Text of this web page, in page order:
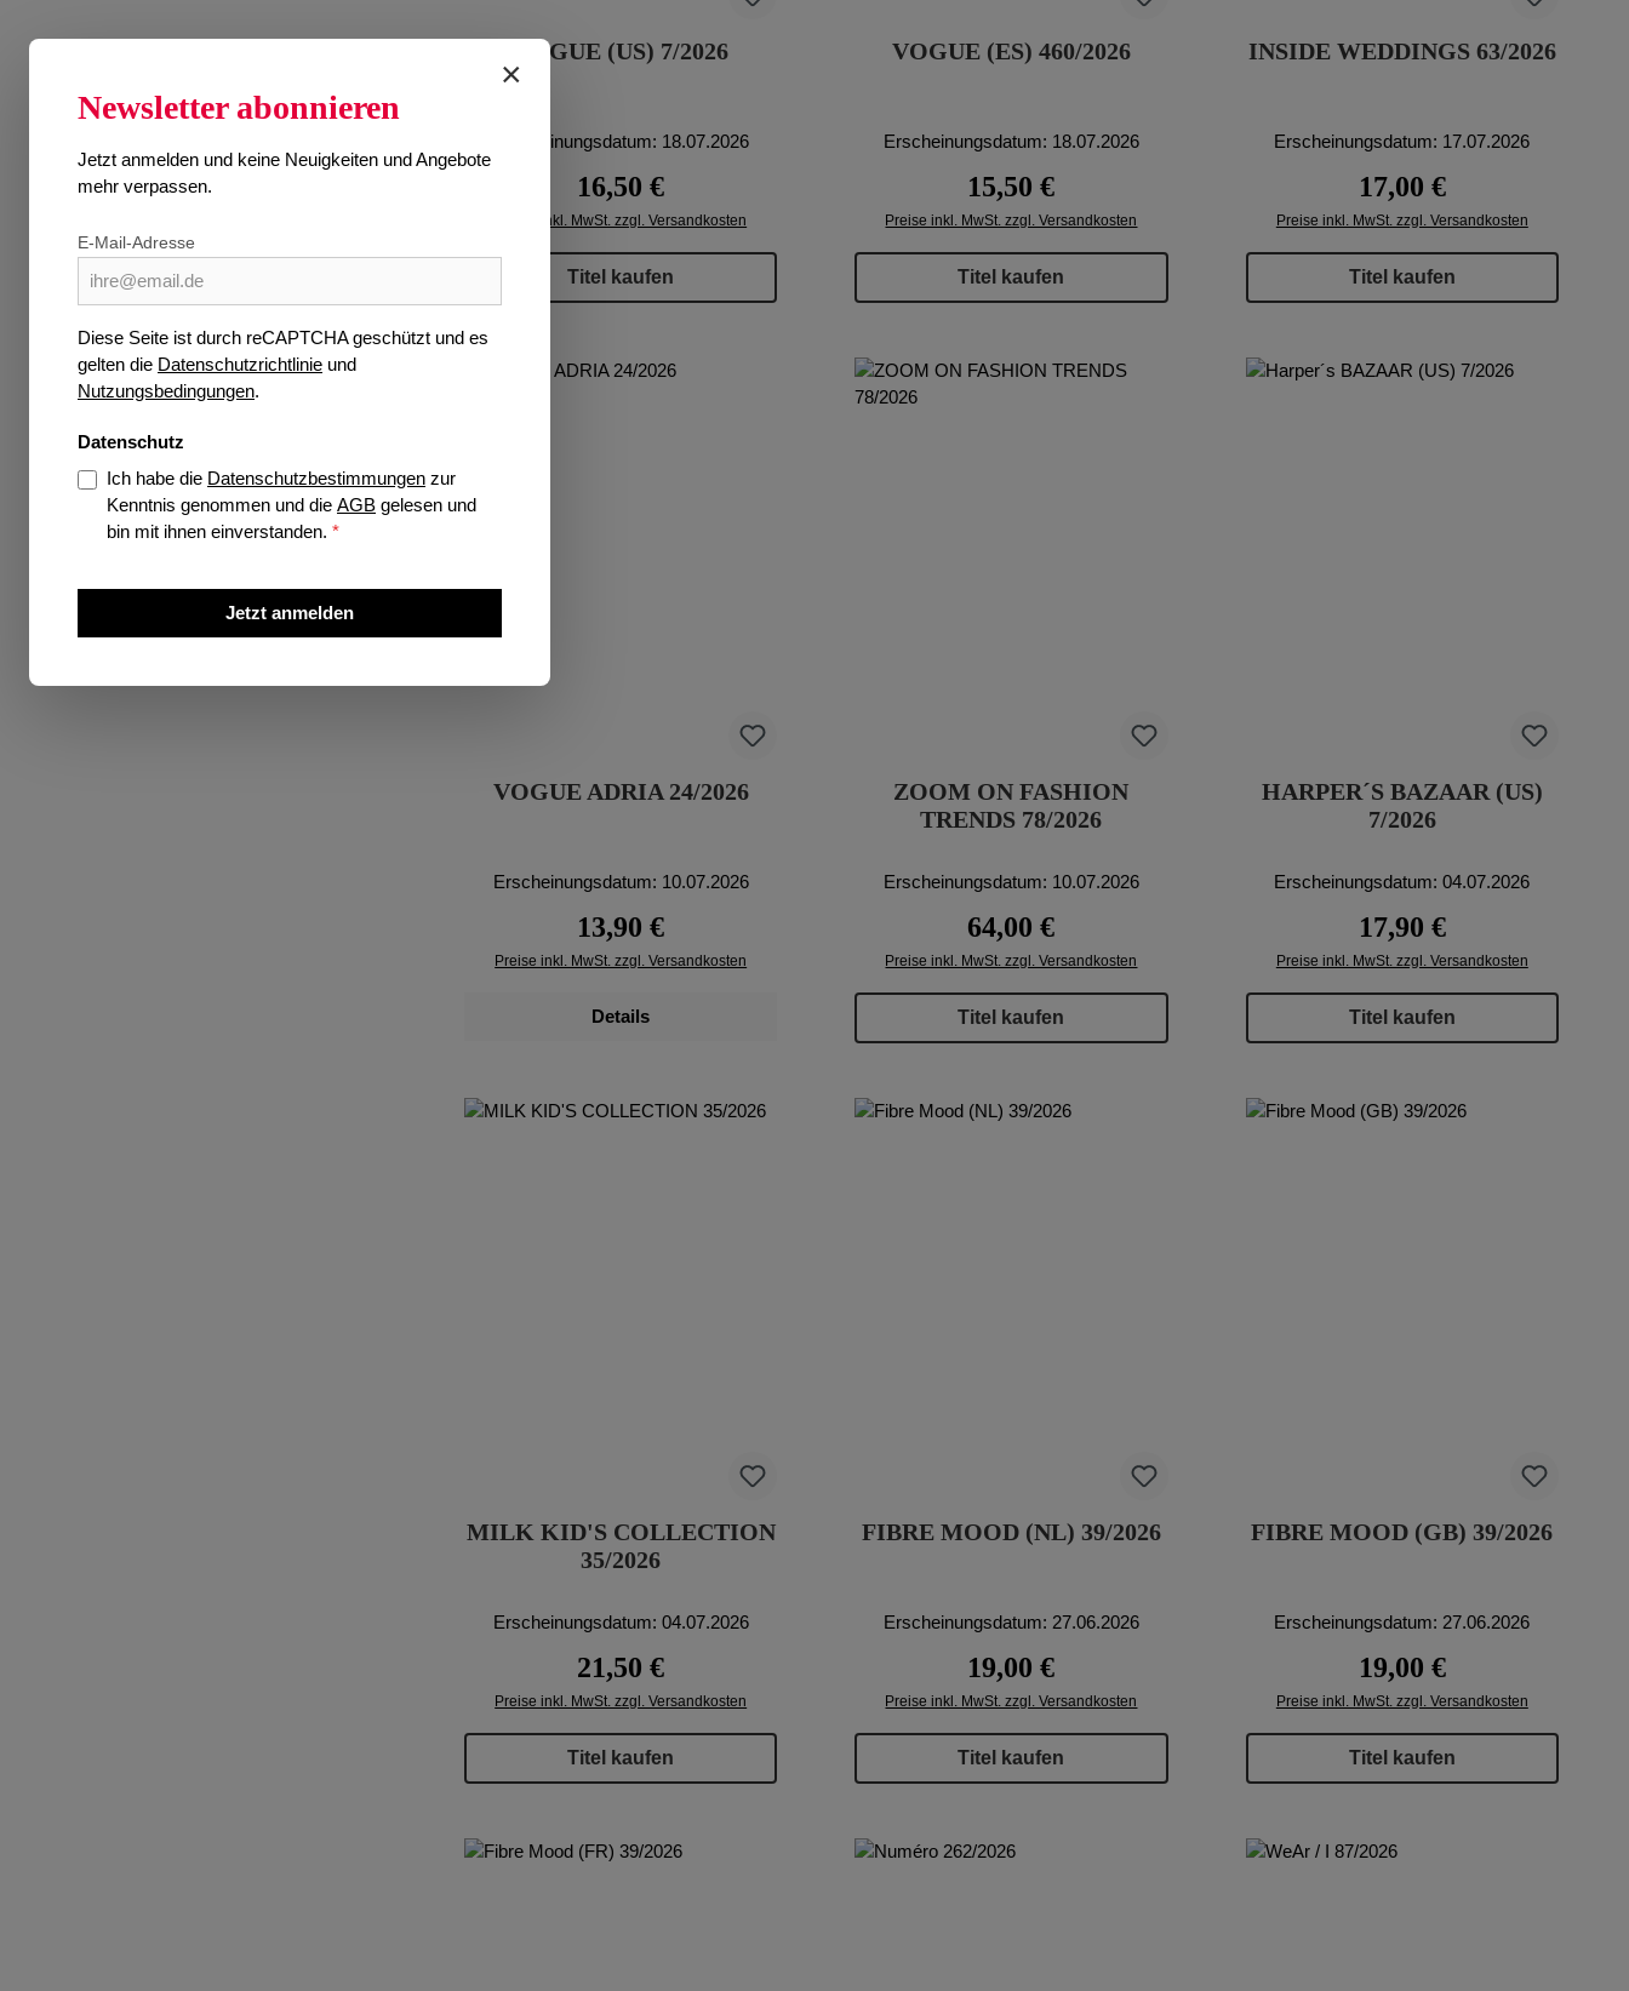
VOGUE (US) 7/2026
Erscheinungsdatum: 18.07.2026
Regulärer Preis:
16,50 €
Preise inkl. MwSt. zzgl. Versandkosten
Titel kaufen
VOGUE (ES) 460/2026
Erscheinungsdatum: 18.07.2026
Regulärer Preis:
15,50 €
Preise inkl. MwSt. zzgl. Versandkosten
Titel kaufen
INSIDE WEDDINGS 63/2026
Erscheinungsdatum: 17.07.2026
Regulärer Preis:
17,00 €
Preise inkl. MwSt. zzgl. Versandkosten
Titel kaufen
VOGUE ADRIA 24/2026
Erscheinungsdatum: 10.07.2026
Regulärer Preis:
13,90 €
Preise inkl. MwSt. zzgl. Versandkosten
Details
ZOOM ON FASHION
TRENDS 78/2026
Erscheinungsdatum: 10.07.2026
Regulärer Preis:
64,00 €
Preise inkl. MwSt. zzgl. Versandkosten
Titel kaufen
HARPER´S BAZAAR (US)
7/2026
Erscheinungsdatum: 04.07.2026
Regulärer Preis:
17,90 €
Preise inkl. MwSt. zzgl. Versandkosten
Titel kaufen
MILK KID'S COLLECTION
35/2026
Erscheinungsdatum: 04.07.2026
Regulärer Preis:
21,50 €
Preise inkl. MwSt. zzgl. Versandkosten
Titel kaufen
FIBRE MOOD (NL) 39/2026
Erscheinungsdatum: 27.06.2026
Regulärer Preis:
19,00 €
Preise inkl. MwSt. zzgl. Versandkosten
Titel kaufen
FIBRE MOOD (GB) 39/2026
Erscheinungsdatum: 27.06.2026
Regulärer Preis:
19,00 €
Preise inkl. MwSt. zzgl. Versandkosten
Titel kaufen
×
Newsletter abonnieren
Jetzt anmelden und keine Neuigkeiten und Angebote
mehr verpassen.
E-Mail-Adresse
Diese Seite ist durch reCAPTCHA geschützt und es
gelten die Datenschutzrichtlinie und
Nutzungsbedingungen.
Datenschutz
Ich habe die Datenschutzbestimmungen zur
Kenntnis genommen und die AGB gelesen und
bin mit ihnen einverstanden. *
Jetzt anmelden